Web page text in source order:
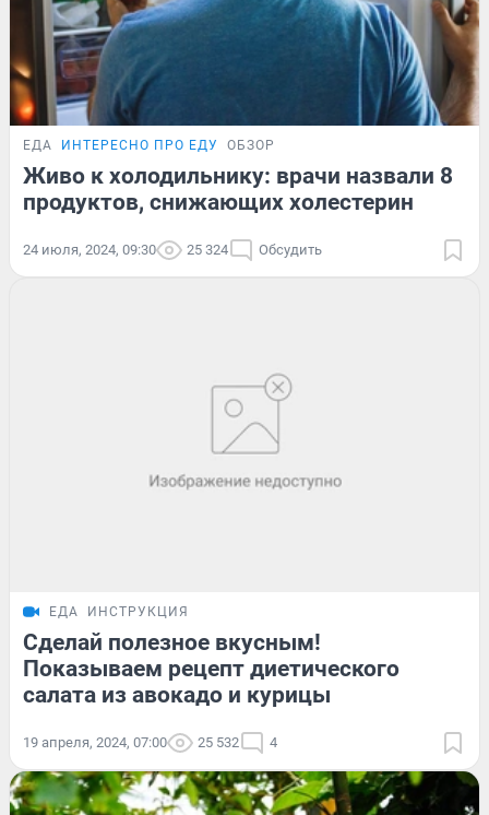
ЕДА ИНТЕРЕСНО ПРО ЕДУ ОБЗОР
Живо к холодильнику: врачи назвали 8
продуктов, снижающих холестерин
24 июля, 2024, 09:30 25 324 Обсудить
ЕДА ИНСТРУКЦИЯ
Сделай полезное вкусным!
Показываем рецепт диетического
салата из авокадо и курицы
19 апреля, 2024, 07:00 25 532 4